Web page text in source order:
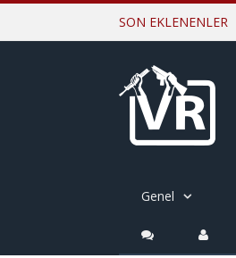
SON EKLENENLER
Genel